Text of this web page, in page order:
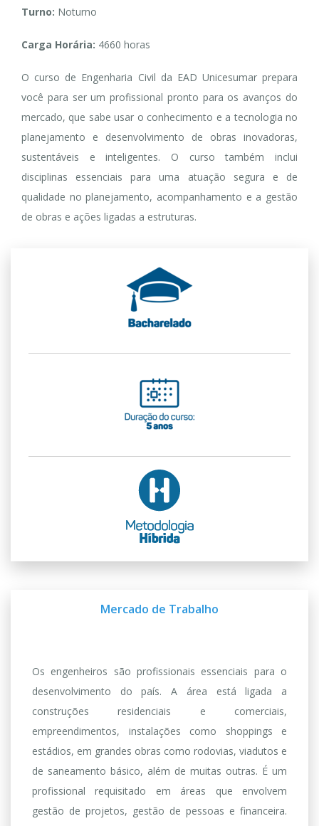
Turno: Noturno
Carga Horária: 4660 horas
O curso de Engenharia Civil da EAD Unicesumar prepara
você para ser um profissional pronto para os avanços do
mercado, que sabe usar o conhecimento e a tecnologia no
planejamento e desenvolvimento de obras inovadoras,
sustentáveis e inteligentes. O curso também inclui
disciplinas essenciais para uma atuação segura e de
qualidade no planejamento, acompanhamento e a gestão
de obras e ações ligadas a estruturas.
Mercado de Trabalho
Os engenheiros são profissionais essenciais para o
desenvolvimento do país. A área está ligada a
construções residenciais e comerciais,
empreendimentos, instalações como shoppings e
estádios, em grandes obras como rodovias, viadutos e
de saneamento básico, além de muitas outras. É um
profissional requisitado em áreas que envolvem
gestão de projetos, gestão de pessoas e financeira.